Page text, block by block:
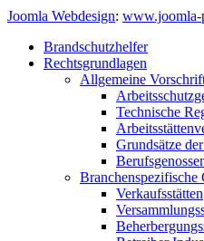
Joomla Webdesign: www.joomla-
Brandschutzhelfer
Rechtsgrundlagen
Allgemeine
Technische
Grundsätze
Branchenspezifische
Verkaufsstätten